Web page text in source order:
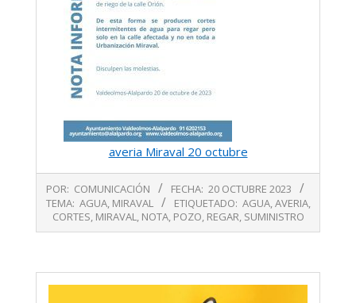
averia Miraval 20 octubre
10-
POR: COMUNICACIÓN FECHA: 20 OCTUBRE 2023
TEMA: AGUA, MIRAVAL ETIQUETADO: AGUA,AVERIA,
CORTES, MIRAVAL, NOTA, POZO, REGAR, SUMINISTRO